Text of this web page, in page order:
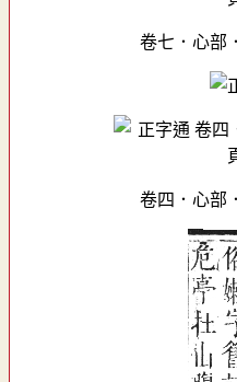
卷七．心部
卷四．心部